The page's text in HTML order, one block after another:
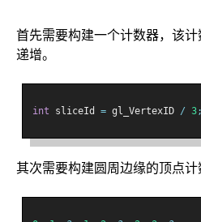
首先需要构建一个计数器，该
递增。
int sliceId = gl_VertexID / 3;
其次需要构建圆周边缘的顶点